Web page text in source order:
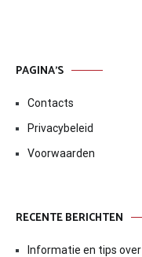
PAGINA’S
Contacts
Privacybeleid
Voorwaarden
RECENTE BERICHTEN
Informatie en tips